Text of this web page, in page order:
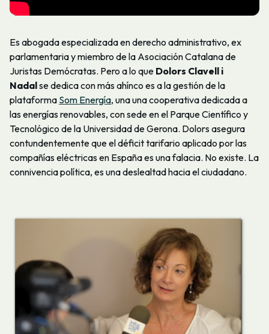
Es abogada especializada en derecho administrativo, ex
parlamentaria y miembro de la Asociación Catalana de
Juristas Demócratas. Pero a lo que Dolors Clavell i
Nadalse dedica con más ahínco es a la gestión de la
plataforma Som Energía, una una cooperativa dedicada a
las energías renovables, con sede en el Parque Científico y
Tecnológico de la Universidad de Gerona. Dolors asegura
contundentemente que el déficit tarifario aplicado por las
compañías eléctricas en España es una falacia. No existe. La
connivencia política, es una deslealtad hacia el ciudadano.